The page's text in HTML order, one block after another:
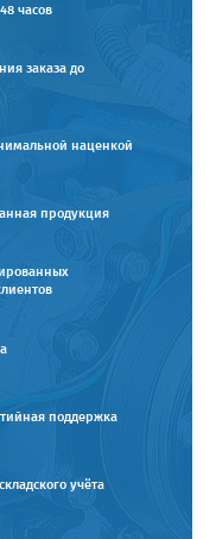
часов
заказа до
наценкой
продукция
поддержка
учёта